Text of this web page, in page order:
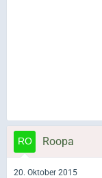
Roopa
20. Oktober 2015